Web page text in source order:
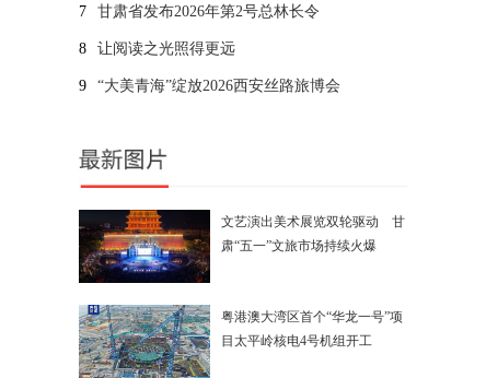
7 甘肃省发布2026年第2号总林长令
8 让阅读之光照得更远
9 “大美青海”绽放2026西安丝路旅博会
文艺演出美术展览双轮驱动 甘
肃“五一”文旅市场持续火爆
粤港澳大湾区首个“华龙一号”项
目太平岭核电4号机组开工